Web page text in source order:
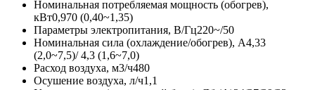
Номинальная потребляемая мощность (обогрев),
кВт0,970 (0,40~1,35)
Параметры электропитания, В/Гц220~/50
Номинальная сила (охлаждение/обогрев), А4,33
(2,0~7,5)/ 4,3 (1,6~7,0)
Расход воздуха, м3/ч480
Осушение воздуха, л/ч1,1